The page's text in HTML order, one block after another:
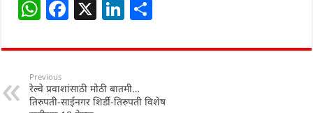
W
at
s
A
F
c
b
X Li
k
e
dI
ar
Previous
रेल्वे प्रवाशांसाठी मोठी बातमी…
तिरुपती-साईनगर शिर्डी-तिरुपती विशेष